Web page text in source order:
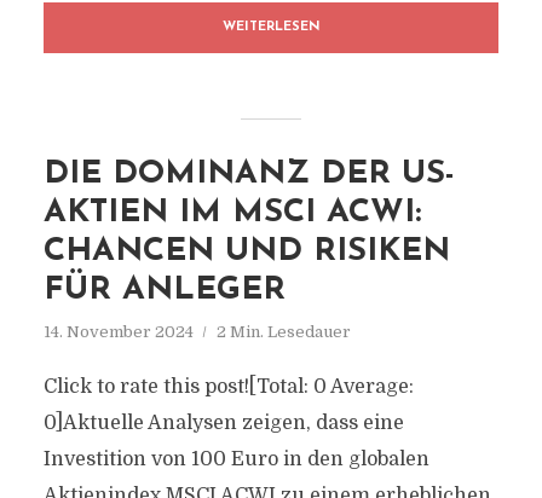
WEITERLESEN
DIE DOMINANZ DER US-
AKTIEN IM MSCI ACWI:
CHANCEN UND RISIKEN
FÜR ANLEGER
14. November 2024 2 Min. Lesedauer
Click to rate this post![Total: 0 Average:
0]Aktuelle Analysen zeigen, dass eine
Investition von 100 Euro in den globalen